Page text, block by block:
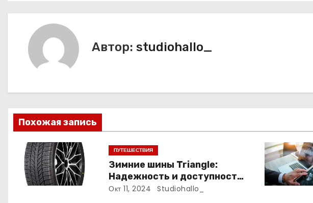
в
и
п
Автор: studiohallo_
Похожая запись
ПУТЕШЕСТВИЯ
Зимние шины Triangle:
Надежность и доступность
для зимних дорог
Окт 11, 2024 Studiohallo_